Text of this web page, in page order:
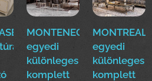
MONTENEGRO(EFE)Luxus
egyedi
különleges
komplett
egyedi
különleges
komplett